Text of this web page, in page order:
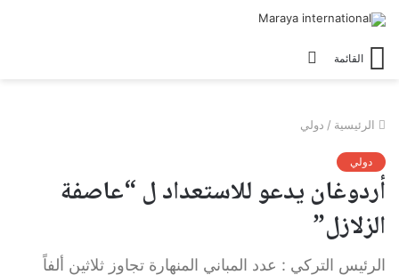
القائمة
الرئيسية / دولي
دولي
أردوغان يدعو للاستعداد ل “عاصفة
الزلازل”
الرئيس التركي : عدد المباني المنهارة تجاوز ثلاثين ألفاً